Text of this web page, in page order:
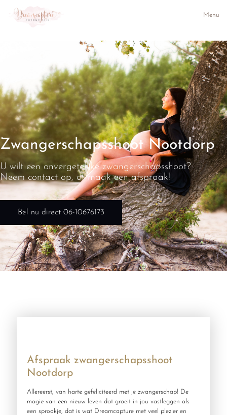
Menu
Zwangerschapsshoot Nootdorp
U wilt een onvergetelijke zwangerschapsshoot?
Neem contact op, of maak een afspraak!
Bel nu direct 06-10676173
Afspraak zwangerschapsshoot
Nootdorp
Allereerst; van harte gefeliciteerd met je zwangerschap! De
magie van een nieuw leven dat groeit in jou vastleggen als
een sprookje, dat is wat Dreamcapture met veel plezier en